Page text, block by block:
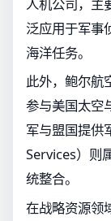
泛应用于军事
海洋任务。
此外，鲍尔航
参与美国太空
军与盟国提
Services）则
统整合。
在战略资源领